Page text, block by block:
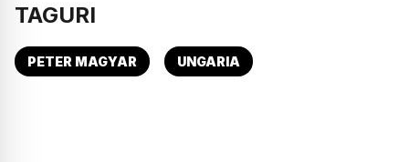
TAGURI
PETER MAGYAR UNGARIA